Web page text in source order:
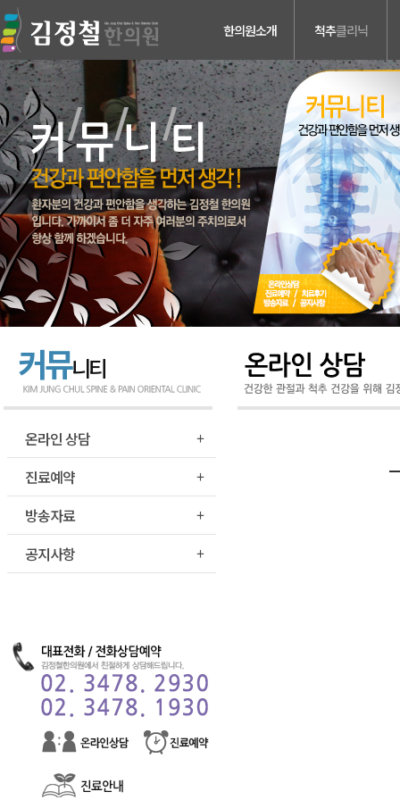
한의원소개 척추클리닉
의료진소개
진료안내
검사장비소개
치료장비소개
병원둘러보기
찾아오시는길
허리디스크
목디스크
척추관 협착증
척추분리증 &
척추전방전위증
척추수술후유증
커뮤니티
온라인 상담
진료예약
방송자료
공지사항